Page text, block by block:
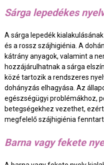
Sárga lepedékes
A sárga lepedék
és a rossz szájhigiénia. A
kátrány anyagok, valamint a
hozzájárulhatnak a sárga
közé tartozik a rendszeres
dohányzás elhagyása. Az
egészségügyi problémákhoz,
betegségekhez vezethet,
megfelelő szájhigiénia
Barna vagy fekete